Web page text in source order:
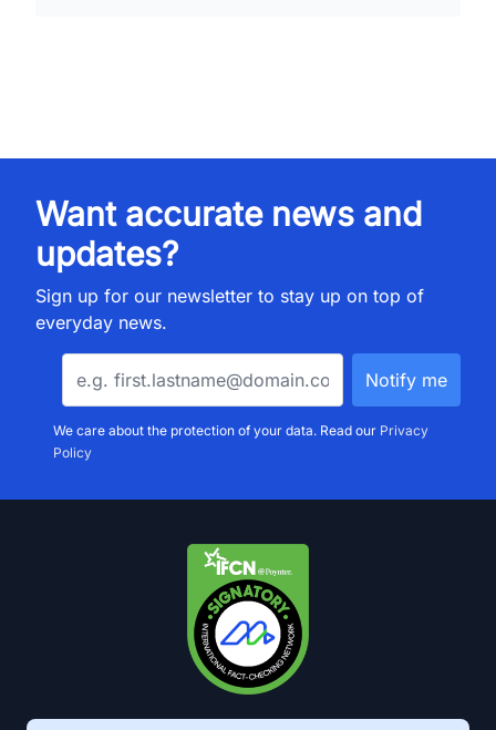
Want accurate news and
updates?
Sign up for our newsletter to stay up on top of
everyday news.
We care about the protection of your data. Read our Privacy
Policy